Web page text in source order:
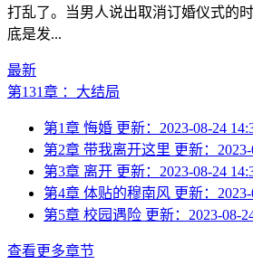
打乱了。当男人说出取消订婚仪式的
底是发...
最新
第131章 ：大结局
第1章 悔婚 更新：2023-08-24
第2章 带我离开这里 更新：
第3章 离开 更新：2023-08-24
第4章 体贴的穆南风 更新：
第5章 校园遇险 更新：2023-08-
查看更多章节